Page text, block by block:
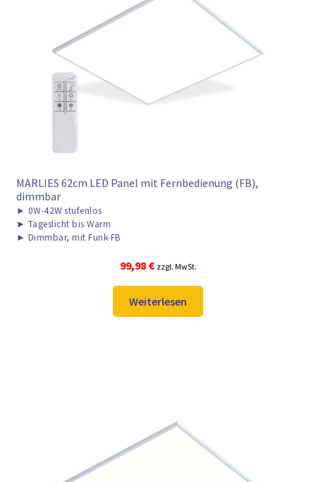
MARLIES 62cm LED Panel mit Fernbedienung (FB),
dimmbar
► 0W-42W stufenlos
► Tageslicht bis Warm
► Dimmbar, mit Funk-FB
99,98 € zzgl. MwSt.
Weiterlesen